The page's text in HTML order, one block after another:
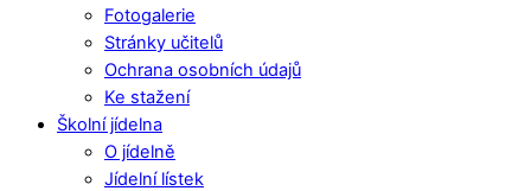
Fotogalerie
Stránky učitelů
Ochrana osobních údajů
Ke stažení
Školní jídelna
O jídelně
Jídelní lístek